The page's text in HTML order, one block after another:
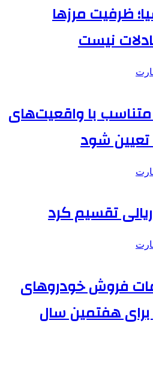
ظرفیت مرزها
نیست
متناسب با واقعیت‌های
شود
فروش خودروهای
هفتمین سال